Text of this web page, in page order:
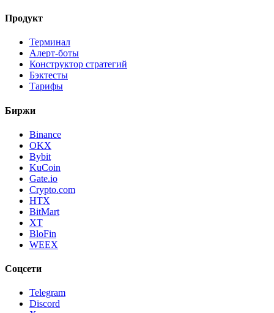
Продукт
Терминал
Алерт-боты
Конструктор стратегий
Бэктесты
Тарифы
Биржи
Binance
OKX
Bybit
KuCoin
Gate.io
Crypto.com
HTX
BitMart
XT
BloFin
WEEX
Соцсети
Telegram
Discord